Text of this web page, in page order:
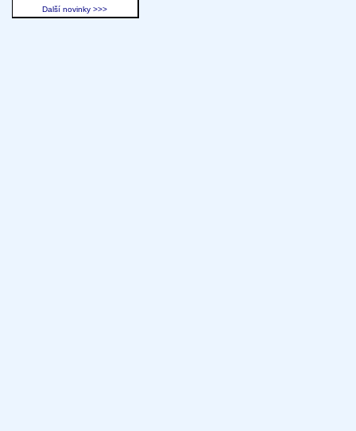
Další novinky >>>